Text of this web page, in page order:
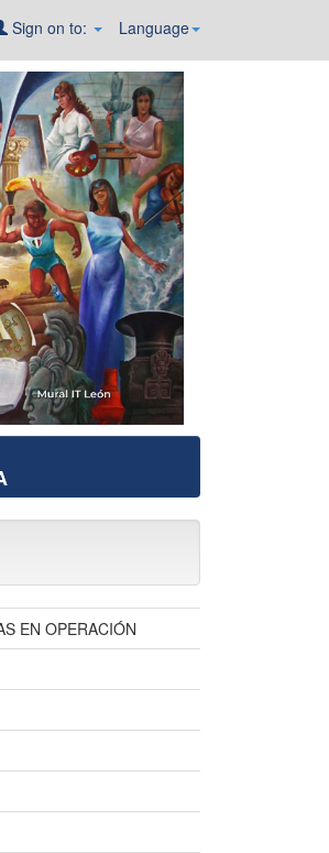
Language
Sign on to:
EN OPERACIÓN